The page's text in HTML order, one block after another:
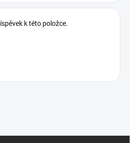
k této položce.